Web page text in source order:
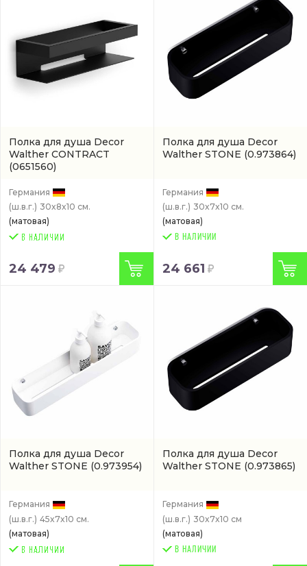
Полка для душа Decor
Walther CONTRACT
(0651560)
Германия
(ш.в.г.) 30x8x10 см.
(матовая)
24 479
Полка для душа Decor
Walther STONE (0.973864)
Германия
(ш.в.г.) 30x7x10 см.
(матовая)
В НАЛИЧИИ
24 661
Полка для душа Decor
Walther STONE (0.973954)
Германия
(ш.в.г.) 45x7x10 см.
(матовая)
Полка для душа Decor
Walther STONE (0.973865)
Германия
(ш.в.г.) 30x7x10 см
(матовая)
В НАЛИЧИИ